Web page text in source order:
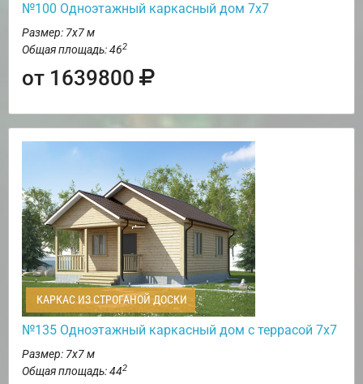
№100 Одноэтажный каркасный дом 7х7
Размер: 7х7 м
Общая площадь: 462
от 1639800
КАРКАС ИЗ СТРОГАНОЙ ДОСКИ
№135 Одноэтажный каркасный дом с террасой 7х7
Размер: 7х7 м
Общая площадь: 442